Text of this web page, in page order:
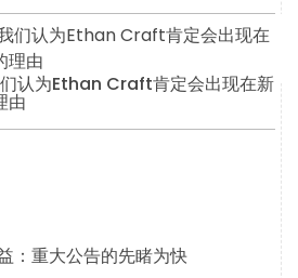
认为Ethan Craft肯定会出现在新
由
重大公告的先睹为快